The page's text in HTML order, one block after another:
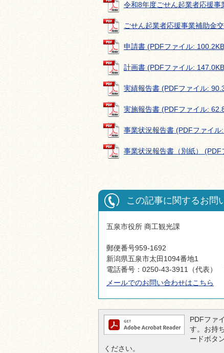
令和8年度ごせん起業者応援
ごせん起業者応援事業補助金
申請書 (PDFファイル:
計画書 (PDFファイル:
実績報告書 (PDFファイル:
実施報告書 (PDFファイル:
事業状況報告書 (PDFファイル
事業状況報告書（別紙） (PDF
この記事に関するお問
五泉市役所 商工観光課
郵便番号959-1692
新潟県五泉市太田1094番地1
電話番号：0250-43-3911（代表）
メールでのお問い合わせはこちら
PDFファ
す。お持
ードボタ
ください。